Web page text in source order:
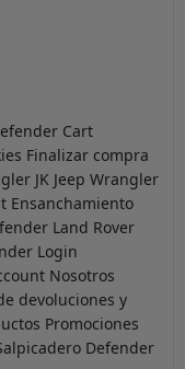
Cart
Finalizar compra
JK Jeep Wrangler
Ensanchamiento
Land Rover
Login
Nosotros
devoluciones y
Promociones
Defender